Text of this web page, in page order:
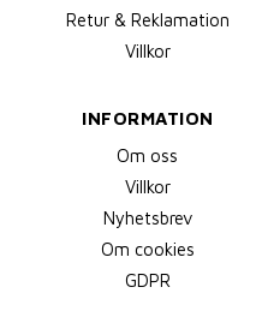
Retur & Reklamation
Villkor
INFORMATION
Om oss
Villkor
Nyhetsbrev
Om cookies
GDPR